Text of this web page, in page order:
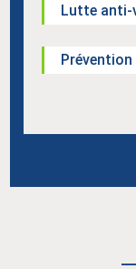
Lutte anti-